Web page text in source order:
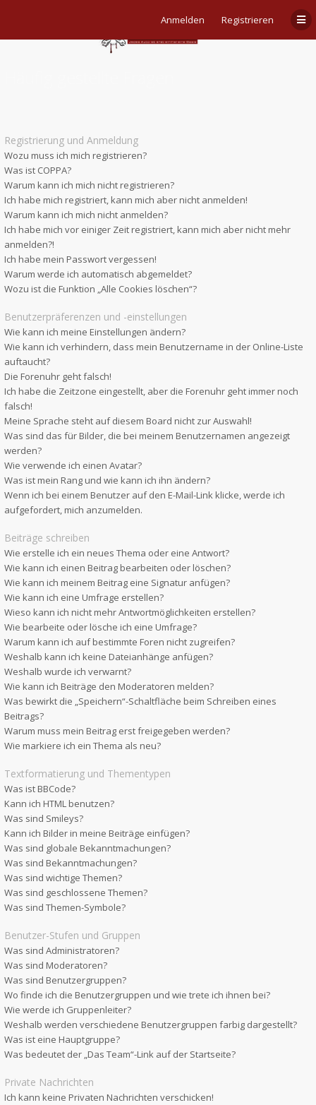
Anmelden Registrieren
Registrierung und Anmeldung
Wozu muss ich mich registrieren?
Was ist COPPA?
Warum kann ich mich nicht registrieren?
Ich habe mich registriert, kann mich aber nicht anmelden!
Warum kann ich mich nicht anmelden?
Ich habe mich vor einiger Zeit registriert, kann mich aber nicht mehr
anmelden?!
Ich habe mein Passwort vergessen!
Warum werde ich automatisch abgemeldet?
Wozu ist die Funktion „Alle Cookies löschen“?
Benutzerpräferenzen und -einstellungen
Wie kann ich meine Einstellungen ändern?
Wie kann ich verhindern, dass mein Benutzername in der Online-Liste
auftaucht?
Die Forenuhr geht falsch!
Ich habe die Zeitzone eingestellt, aber die Forenuhr geht immer noch
falsch!
Meine Sprache steht auf diesem Board nicht zur Auswahl!
Was sind das für Bilder, die bei meinem Benutzernamen angezeigt
werden?
Wie verwende ich einen Avatar?
Was ist mein Rang und wie kann ich ihn ändern?
Wenn ich bei einem Benutzer auf den E-Mail-Link klicke, werde ich
aufgefordert, mich anzumelden.
Beiträge schreiben
Wie erstelle ich ein neues Thema oder eine Antwort?
Wie kann ich einen Beitrag bearbeiten oder löschen?
Wie kann ich meinem Beitrag eine Signatur anfügen?
Wie kann ich eine Umfrage erstellen?
Wieso kann ich nicht mehr Antwortmöglichkeiten erstellen?
Wie bearbeite oder lösche ich eine Umfrage?
Warum kann ich auf bestimmte Foren nicht zugreifen?
Weshalb kann ich keine Dateianhänge anfügen?
Weshalb wurde ich verwarnt?
Wie kann ich Beiträge den Moderatoren melden?
Was bewirkt die „Speichern“-Schaltfläche beim Schreiben eines
Beitrags?
Warum muss mein Beitrag erst freigegeben werden?
Wie markiere ich ein Thema als neu?
Textformatierung und Thementypen
Was ist BBCode?
Kann ich HTML benutzen?
Was sind Smileys?
Kann ich Bilder in meine Beiträge einfügen?
Was sind globale Bekanntmachungen?
Was sind Bekanntmachungen?
Was sind wichtige Themen?
Was sind geschlossene Themen?
Was sind Themen-Symbole?
Benutzer-Stufen und Gruppen
Was sind Administratoren?
Was sind Moderatoren?
Was sind Benutzergruppen?
Wo finde ich die Benutzergruppen und wie trete ich ihnen bei?
Wie werde ich Gruppenleiter?
Weshalb werden verschiedene Benutzergruppen farbig dargestellt?
Was ist eine Hauptgruppe?
Was bedeutet der „Das Team“-Link auf der Startseite?
Private Nachrichten
Ich kann keine Privaten Nachrichten verschicken!